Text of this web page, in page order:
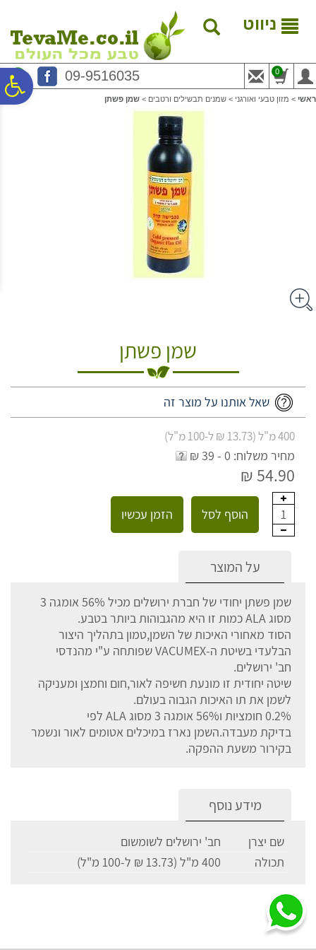
נגישות
המרכזי
ניווט
09-9516035 0
ראשי > מזון טבעי ואורגני > שמנים תבשילים ורטבים > שמן פשתן
שמן פשתן
שאל אותנו על מוצר זה
400 מ"ל (13.73 ₪ ל-100 מ"ל)
מחיר משלוח: 0 - 39 ₪
54.90 ₪
1 הוסף לסל הזמן עכשיו
על המוצר
שמן פשתן יחודי של חברת ירושלים מכיל 56% אומגה 3
מסוג ALA כמות זו היא מהגבוהות ביותר בטבע.
הסוד מאחורי האיכות של השמן,טמון בתהליך היצור
הבלעדי בשיטת ה-VACUMEX שפותחה ע"י מהנדסי
חב' ירושלים.
שיטה יחודית זו מונעת חשיפה לאור,חום וחמצן ומעניקה
לשמן את תו האיכות הגבוה בעולם.
0.2% חומציות ו56% אומגה 3 מסוג ALA לפי
בדיקת מעבדה.השמן נארז במיכלים אטומים לאור ונשמר
בקירור משעת ההפקה.
מידע נוסף
שם יצרן
חב' ירושלים לשומשום
תכולה
400 מ"ל (13.73 ₪ ל-100 מ"ל)